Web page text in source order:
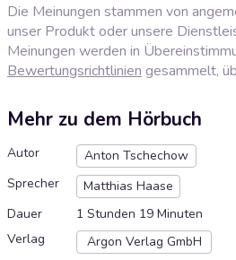
Die Meinungen stammen von
unser Produkt oder unsere
Meinungen werden in
Bewertungsrichtlinien gesammelt,
Mehr zu dem Hörbuch
Autor
Anton Tschechow
Sprecher
Matthias Haase
Dauer
1 Stunden 19 Minuten
Verlag
Argon Verlag GmbH